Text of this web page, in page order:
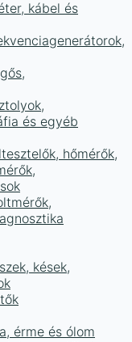
kábel és
és egyéb
hőmérők,
kések,
érme és ólom